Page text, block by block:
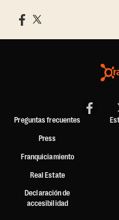
Preguntas frecuentes
Press
Franquiciamiento
Real Estate
Declaración de
accesibilidad